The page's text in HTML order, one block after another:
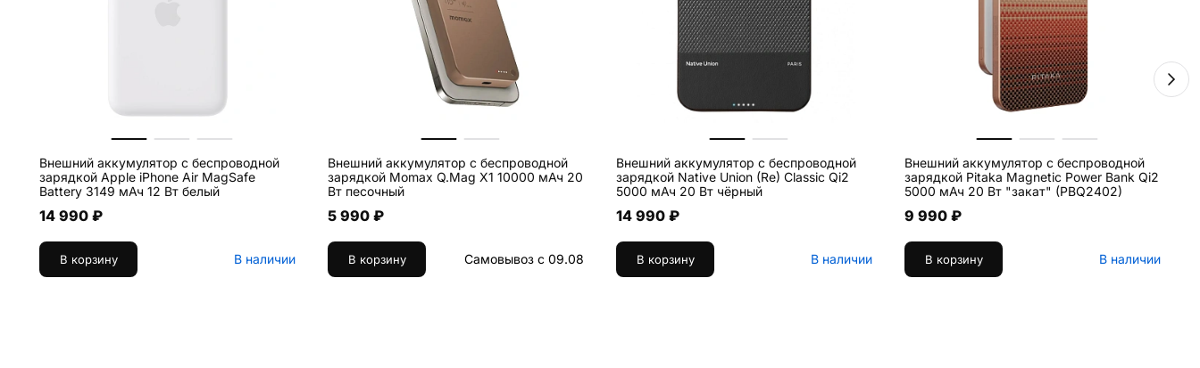
Внешний аккумулятор с беспроводной
зарядкой Apple iPhone Air MagSafe
Battery 3149 мАч 12 Вт белый
14 990 ₽
В корзину В наличии
Внешний аккумулятор с беспроводной
зарядкой Momax Q.Mag X1 10000 мАч 20
Вт песочный
5 990 ₽
В корзину Самовывоз с 09.08
Внешний аккумулятор с беспроводной
зарядкой Native Union (Re) Classic Qi2
5000 мАч 20 Вт чёрный
14 990 ₽
В корзину В наличии
Внешний аккумулятор с беспроводной
зарядкой Pitaka Magnetic Power Bank Qi2
5000 мАч 20 Вт "закат" (PBQ2402)
9 990 ₽
В корзину В наличии